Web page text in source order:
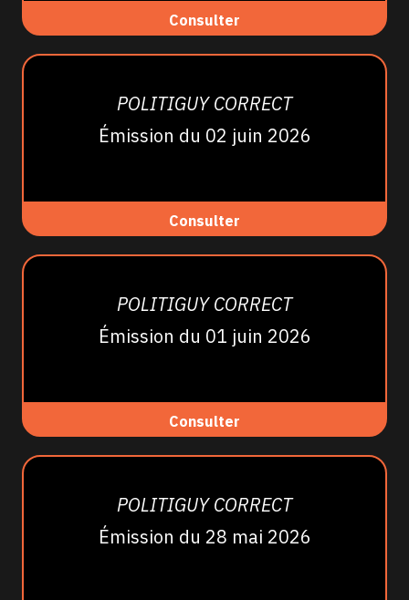
Consulter
POLITIGUY CORRECT
Émission du 02 juin 2026
Consulter
POLITIGUY CORRECT
Émission du 01 juin 2026
Consulter
POLITIGUY CORRECT
Émission du 28 mai 2026